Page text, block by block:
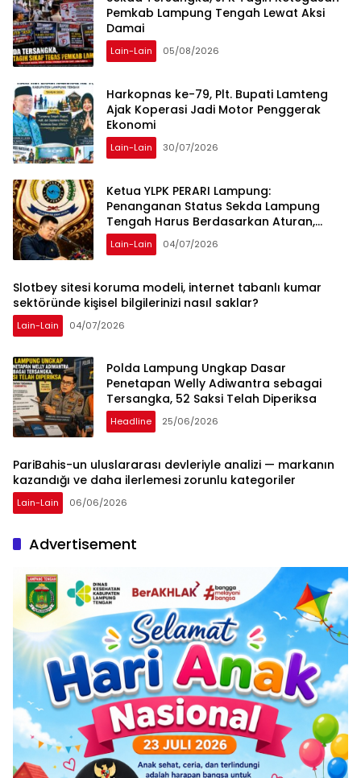
Pemkab Lampung Tengah Lewat Aksi
Damai
Lain-Lain 05/08/2026
Harkopnas ke-79, Plt. Bupati Lamteng
Ajak Koperasi Jadi Motor Penggerak
Ekonomi
Lain-Lain 30/07/2026
Ketua YLPK PERARI Lampung:
Penanganan Status Sekda Lampung
Tengah Harus Berdasarkan Aturan,
Bukan Tekanan Opini
Lain-Lain 04/07/2026
Slotbey sitesi koruma modeli, internet tabanlı kumar
sektöründe kişisel bilgilerinizi nasıl saklar?
Lain-Lain 04/07/2026
Polda Lampung Ungkap Dasar
Penetapan Welly Adiwantra sebagai
Tersangka, 52 Saksi Telah Diperiksa
Headline 25/06/2026
PariBahis-un uluslararası devleriyle analizi — markanın
kazandığı ve daha ilerlemesi zorunlu kategoriler
Lain-Lain 06/06/2026
Advertisement